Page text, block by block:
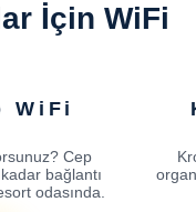
İçin WiFi
WiFi
Cep
bağlantı
odasında.